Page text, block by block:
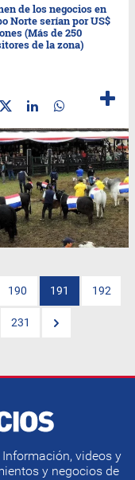
de los negocios en
Norte serían por US$
(Más de 250
de la zona)
190 191 192
231
videos y
y negocios de